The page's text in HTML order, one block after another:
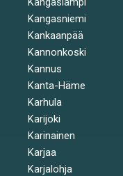
Kangasniemi
Kankaanpää
Kannonkoski
Kannus
Kanta-Häme
Karhula
Karijoki
Karinainen
Karjaa
Karjalohja